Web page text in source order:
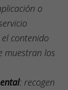
o
contenido
muestran los
: recogen